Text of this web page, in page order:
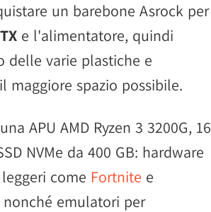
un barebone Asrock per
e l'alimentatore, quindi
delle varie plastiche e
spazio possibile.
APU AMD Ryzen 3 3200G, 16
NVMe da 400 GB: hardware
come Fortnite e
nonché emulatori per